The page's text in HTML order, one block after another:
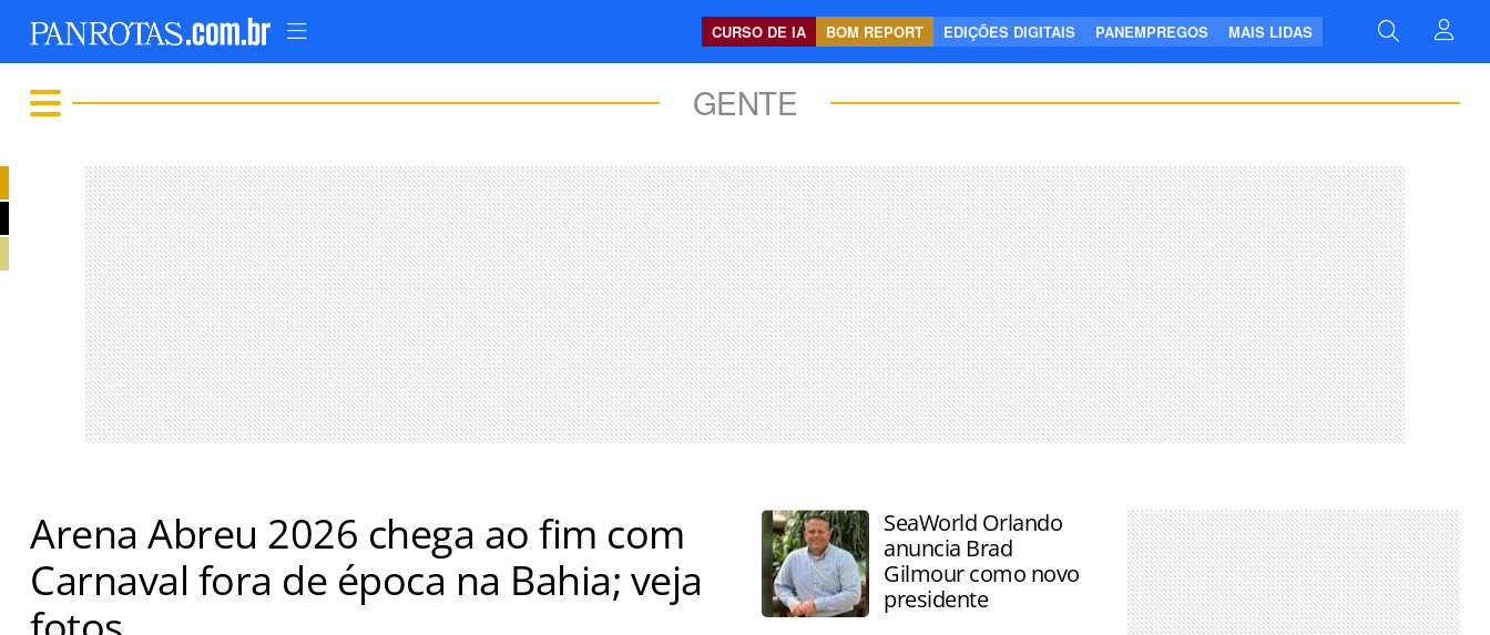
CURSO DE IA BOM REPORT EDIÇÕES DIGITAIS PANEMPREGOS MAIS LIDAS
GENTE
FIQUE LIGADO
Arena Abreu 2026 chega ao fim com
Carnaval fora de época na Bahia; veja
SeaWorld Orlando
anuncia Brad
Gilmour como novo
presidente